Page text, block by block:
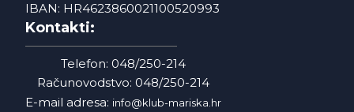
IBAN: HR4623860021100520993
Kontakti:
Telefon: 048/250-214
Računovodstvo: 048/250-214
E-mail adresa: info@klub-mariska.hr